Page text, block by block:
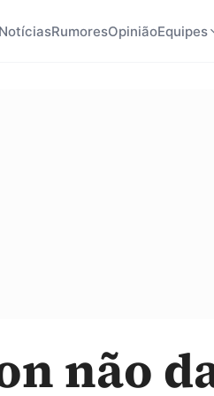
NotíciasRumoresOpiniãoEquipes
não